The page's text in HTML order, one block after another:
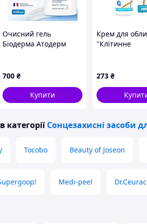
Очисний гель
Біодерма Атодерм
Atoderm Intensive Gel
700 ₴
Купити
Крем для
"Клітинне
(Green-Visa)
273 ₴
в категорії Сонцезахисні засоби
Tocobo Beauty of Joseon
Medi-peel